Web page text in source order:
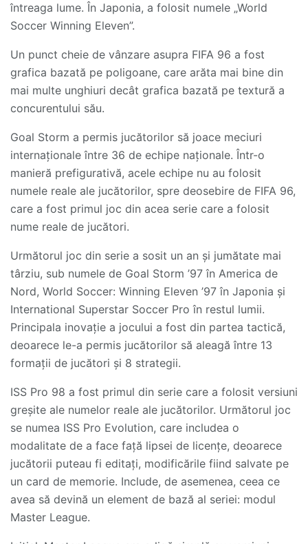
întreaga lume. În Japonia, a folosit numele „World
Soccer Winning Eleven”.
Un punct cheie de vânzare asupra FIFA 96 a fost
grafica bazată pe poligoane, care arăta mai bine din
mai multe unghiuri decât grafica bazată pe textură a
concurentului său.
Goal Storm a permis jucătorilor să joace meciuri
internaționale între 36 de echipe naționale. Într-o
manieră prefigurativă, acele echipe nu au folosit
numele reale ale jucătorilor, spre deosebire de FIFA 96,
care a fost primul joc din acea serie care a folosit
nume reale de jucători.
Următorul joc din serie a sosit un an și jumătate mai
târziu, sub numele de Goal Storm ’97 în America de
Nord, World Soccer: Winning Eleven ’97 în Japonia și
International Superstar Soccer Pro în restul lumii.
Principala inovație a jocului a fost din partea tactică,
deoarece le-a permis jucătorilor să aleagă între 13
formații de jucători și 8 strategii.
ISS Pro 98 a fost primul din serie care a folosit versiuni
greșite ale numelor reale ale jucătorilor. Următorul joc
se numea ISS Pro Evolution, care includea o
modalitate de a face față lipsei de licențe, deoarece
jucătorii puteau fi editați, modificările fiind salvate pe
un card de memorie. Include, de asemenea, ceea ce
avea să devină un element de bază al seriei: modul
Master League.